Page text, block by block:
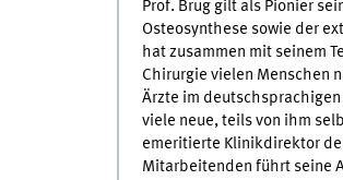
Prof. Brug gilt als Pionier
Osteosynthese sowie der
hat zusammen mit seinem
Chirurgie vielen Menschen
Ärzte im
viele neue, teils von ihm
emeritierte Klinikdirektor
Mitarbeitenden führt seine